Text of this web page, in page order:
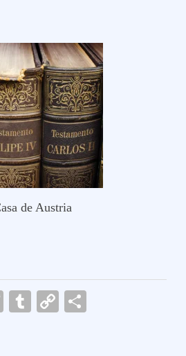
de Austria
TwitterTumblr
Copy